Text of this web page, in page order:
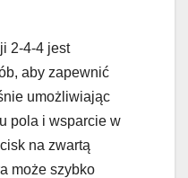
2-4-4 jest
aby zapewnić
umożliwiając
pola i wsparcie w
na zwartą
może szybko